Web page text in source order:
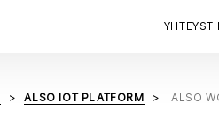
ALSO IOT PLATFORM ALSO